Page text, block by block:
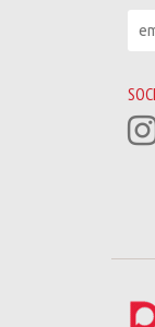
e
b
a
n
a
e